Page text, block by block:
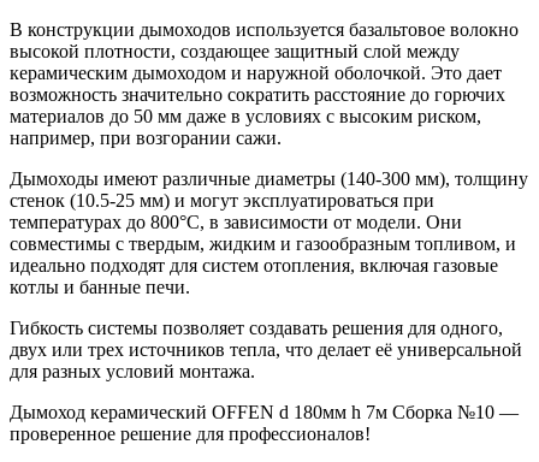
В конструкции дымоходов используется базальтовое волокно
высокой плотности, создающее защитный слой между
керамическим дымоходом и наружной оболочкой. Это дает
возможность значительно сократить расстояние до горючих
материалов до 50 мм даже в условиях с высоким риском,
например, при возгорании сажи.
Дымоходы имеют различные диаметры (140-300 мм), толщину
стенок (10.5-25 мм) и могут эксплуатироваться при
температурах до 800°C, в зависимости от модели. Они
совместимы с твердым, жидким и газообразным топливом, и
идеально подходят для систем отопления, включая газовые
котлы и банные печи.
Гибкость системы позволяет создавать решения для одного,
двух или трех источников тепла, что делает её универсальной
для разных условий монтажа.
Дымоход керамический OFFEN d 180мм h 7м Сборка №10 —
проверенное решение для профессионалов!